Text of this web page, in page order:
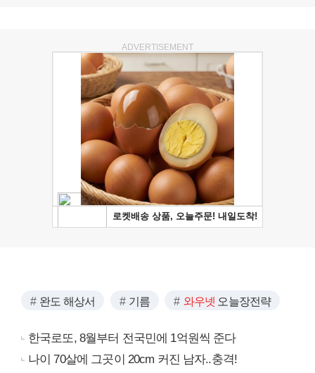
ADVERTISEMENT
완도 해상서 기름 와우넷 오늘장전략
한국로또, 8월부터 전국민에 1억원씩 준다
나이 70살에 그곳이 20cm 커진 남자..충격!